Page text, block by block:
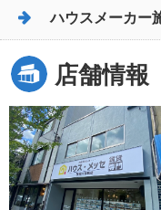
ハウスメーカー
店舗情報